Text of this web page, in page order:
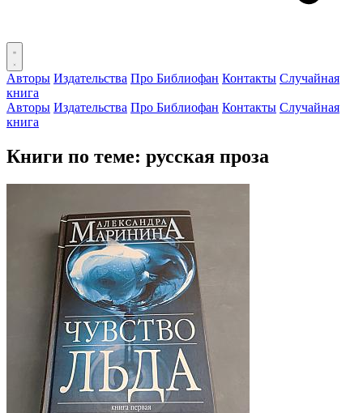
Авторы Издательства Про Библиофан Контакты Случайная
книга
Авторы Издательства Про Библиофан Контакты Случайная
книга
Книги по теме: русская проза